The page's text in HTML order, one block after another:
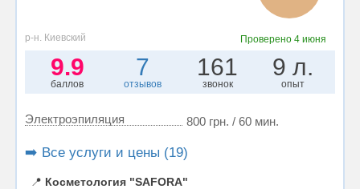
р-н. Киевский Проверено4 июня
9.9
баллов
7
отзывов
161
звонок
9 л.
опыт
Электроэпиляция 800 грн. / 60 мин.
➡️ Все услуги и цены (19)
📍 Косметология "SAFORA"